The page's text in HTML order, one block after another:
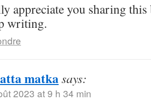
appreciate you sharing
writing.
matkasays:
2023 at 9 h 34 min